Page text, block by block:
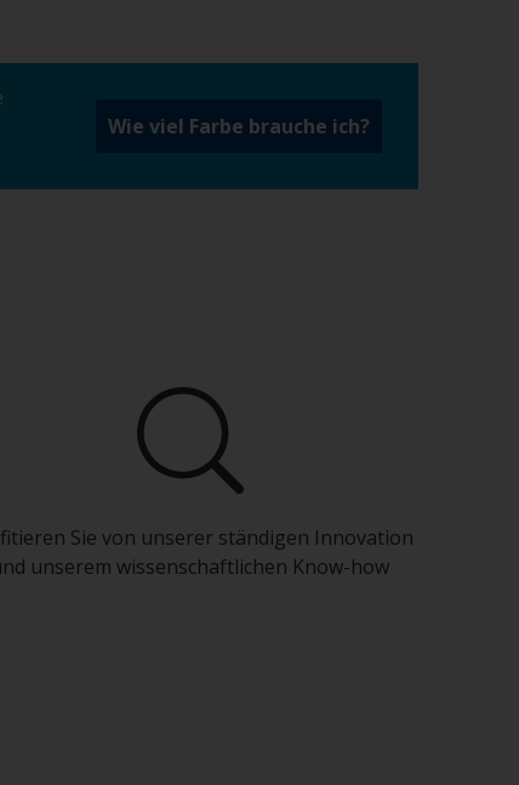
Wie viel Farbe brauche ich?
Sie von unserer ständigen Innovation
unserem wissenschaftlichen Know-how